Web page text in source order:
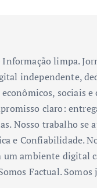
limpa.
independente,
sociais
claro:
Nosso trabalho se
e Confiabilidade.
ambiente digital
Factual.